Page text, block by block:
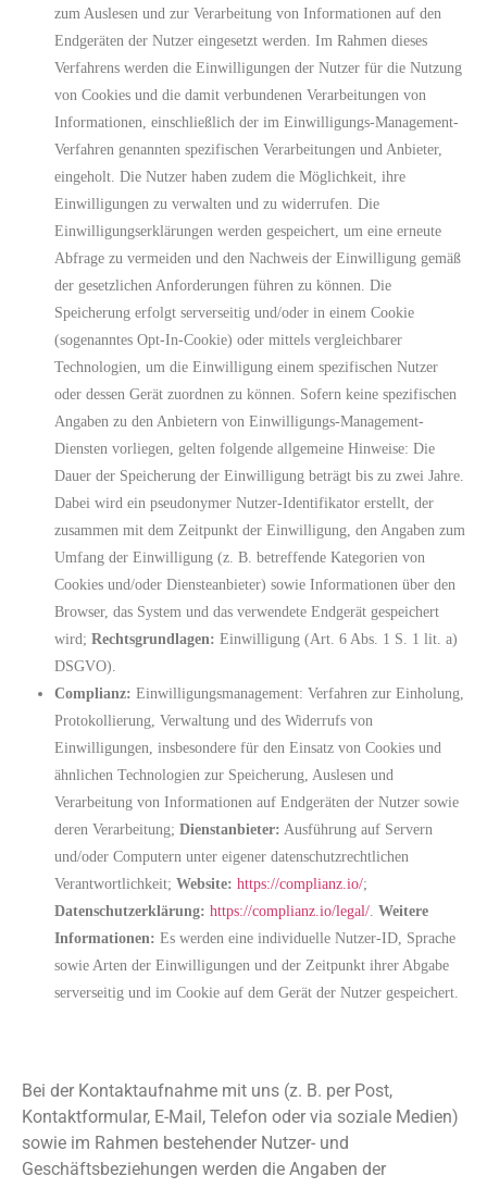
zum Auslesen und zur Verarbeitung von Informationen auf den
Endgeräten der Nutzer eingesetzt werden. Im Rahmen dieses
Verfahrens werden die Einwilligungen der Nutzer für die Nutzung
von Cookies und die damit verbundenen Verarbeitungen von
Informationen, einschließlich der im Einwilligungs-Management-
Verfahren genannten spezifischen Verarbeitungen und Anbieter,
eingeholt. Die Nutzer haben zudem die Möglichkeit, ihre
Einwilligungen zu verwalten und zu widerrufen. Die
Einwilligungserklärungen werden gespeichert, um eine erneute
Abfrage zu vermeiden und den Nachweis der Einwilligung gemäß
der gesetzlichen Anforderungen führen zu können. Die
Speicherung erfolgt serverseitig und/oder in einem Cookie
(sogenanntes Opt-In-Cookie) oder mittels vergleichbarer
Technologien, um die Einwilligung einem spezifischen Nutzer
oder dessen Gerät zuordnen zu können. Sofern keine spezifischen
Angaben zu den Anbietern von Einwilligungs-Management-
Diensten vorliegen, gelten folgende allgemeine Hinweise: Die
Dauer der Speicherung der Einwilligung beträgt bis zu zwei Jahre.
Dabei wird ein pseudonymer Nutzer-Identifikator erstellt, der
zusammen mit dem Zeitpunkt der Einwilligung, den Angaben zum
Umfang der Einwilligung (z. B. betreffende Kategorien von
Cookies und/oder Diensteanbieter) sowie Informationen über den
Browser, das System und das verwendete Endgerät gespeichert
wird; Rechtsgrundlagen: Einwilligung (Art. 6 Abs. 1 S. 1 lit. a)
DSGVO).
Complianz: Einwilligungsmanagement: Verfahren zur Einholung,
Protokollierung, Verwaltung und des Widerrufs von
Einwilligungen, insbesondere für den Einsatz von Cookies und
ähnlichen Technologien zur Speicherung, Auslesen und
Verarbeitung von Informationen auf Endgeräten der Nutzer sowie
deren Verarbeitung; Dienstanbieter: Ausführung auf Servern
und/oder Computern unter eigener datenschutzrechtlichen
Verantwortlichkeit; Website: https://complianz.io/;
Datenschutzerklärung: https://complianz.io/legal/. Weitere
Informationen: Es werden eine individuelle Nutzer-ID, Sprache
sowie Arten der Einwilligungen und der Zeitpunkt ihrer Abgabe
serverseitig und im Cookie auf dem Gerät der Nutzer gespeichert.
Bei der Kontaktaufnahme mit uns (z. B. per Post,
Kontaktformular, E-Mail, Telefon oder via soziale Medien)
sowie im Rahmen bestehender Nutzer- und
Geschäftsbeziehungen werden die Angaben der